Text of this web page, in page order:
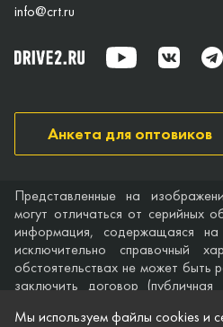
info@crt.ru
Анкета для оптовиков
Представленные на
могут отличаться от серийных
информация, содержащаяся
исключительно справочный
обстоятельствах не может быть
заключить договор
точности и полноты
Мы используем файлы cookies и